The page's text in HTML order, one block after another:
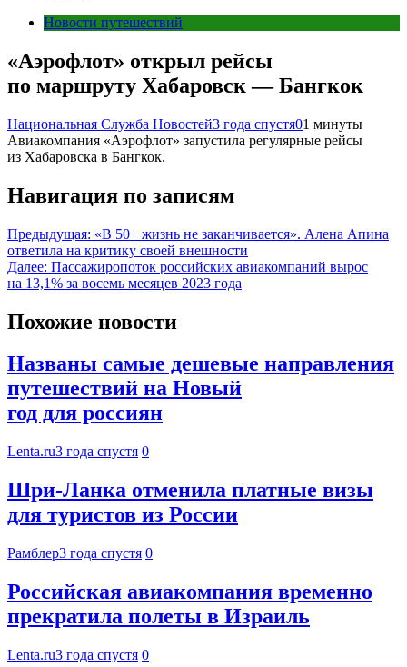
Новости путешествий
«Аэрофлот» открыл рейсы
по маршруту Хабаровск — Бангкок
Национальная Служба Новостей3 года спустя01 минуты
Авиакомпания «Аэрофлот» запустила регулярные рейсы
из Хабаровска в Бангкок.
Навигация по записям
Предыдущая: «В 50+ жизнь не заканчивается». Алена Апина
ответила на критику своей внешности
Далее: Пассажиропоток российских авиакомпаний вырос
на 13,1% за восемь месяцев 2023 года
Похожие новости
Названы самые дешевые направления
путешествий на Новый
год для россиян
Lenta.ru3 года спустя 0
Шри-Ланка отменила платные визы
для туристов из России
Рамблер3 года спустя 0
Российская авиакомпания временно
прекратила полеты в Израиль
Lenta.ru3 года спустя 0